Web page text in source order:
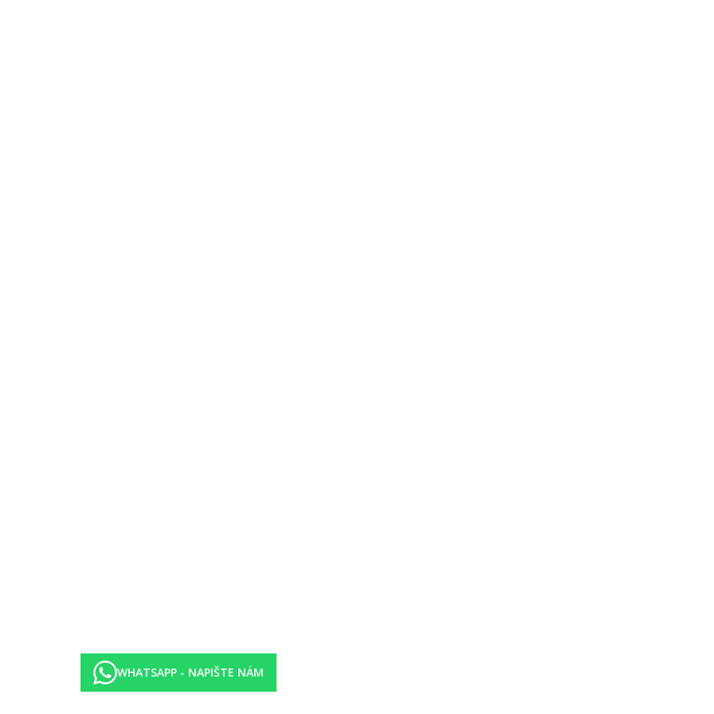
hotelu. Taxa není zahrnuta v ceně zájezdu a musí být uhrazena klientem přímo na recepci hotelu. Rozsah a kvalita uvedených služeb a
opatření v dané destinaci.
WHATSAPP - NAPIŠTE NÁM